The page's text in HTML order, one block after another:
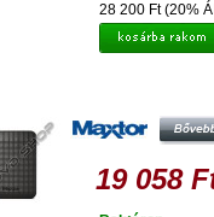
28 200 Ft (20%
3.0, FEKETE
19 058